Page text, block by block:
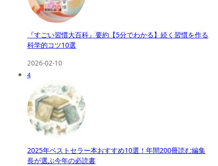
『すごい習慣大百科』要約【5分でわかる】続く習慣を作る
科学的コツ10選
2026-02-10
4
2025年ベストセラー本おすすめ10選！年間200冊読む編集
長が選ぶ今年の必読書